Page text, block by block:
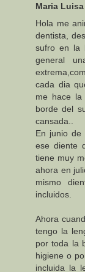
Maria Luisa
Hola me
dentista,
sufro en la
general
cada dia
me hace la
borde del
cansada..
En junio de
ese diente
tiene muy
ahora en
mismo
incluidos.
Ahora
tengo la
por toda la
higiene o
incluida la